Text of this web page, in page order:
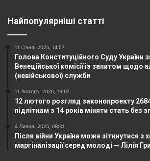
Найпопулярніші статті
11 Січня, 2025, 14:57
Голова Конституційного Суду України
Венеційської комісії із запитом щодо
(невійськової) служби
11 Лютого, 2020, 19:07
12 лютого розгляд законопроекту
підліткам з 14 років міняти стать без
4 Липня, 2025, 08:01
Після війни Україна може зіткнутися з
маргіналізації серед молоді — Лілія